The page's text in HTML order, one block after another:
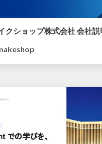
クショップ株式会社 会社説